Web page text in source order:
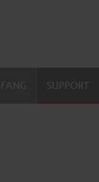
SUPPORT